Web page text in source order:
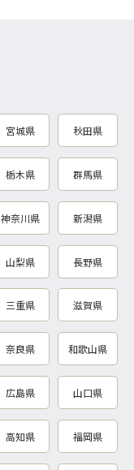
宮城県 秋田県
栃木県 群馬県
神奈川県 新潟県
山梨県 長野県
三重県 滋賀県
奈良県 和歌山県
広島県 山口県
高知県 福岡県